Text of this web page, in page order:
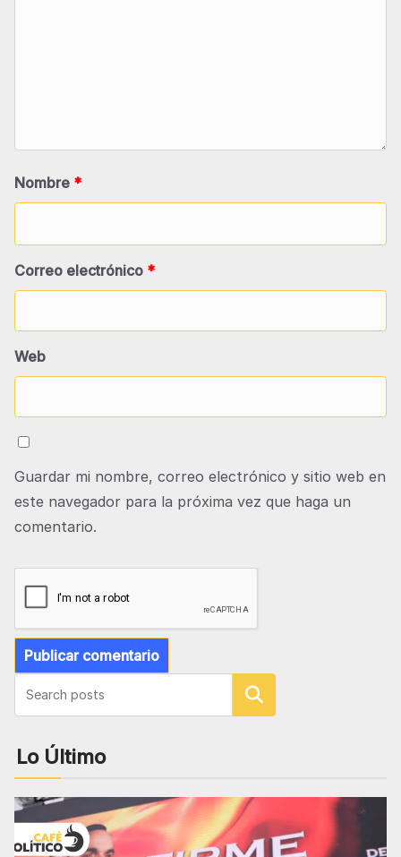
Nombre *
Correo electrónico *
Web
Guardar mi nombre, correo electrónico y sitio web en
este navegador para la próxima vez que haga un
comentario.
Buscar
Lo Último